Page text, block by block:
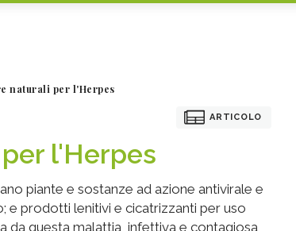
naturali per l'Herpes
ARTICOLO
l'Herpes
piante e sostanze ad azione antivirale e
e prodotti lenitivi e cicatrizzanti per uso
da questa malattia, infettiva e contagiosa